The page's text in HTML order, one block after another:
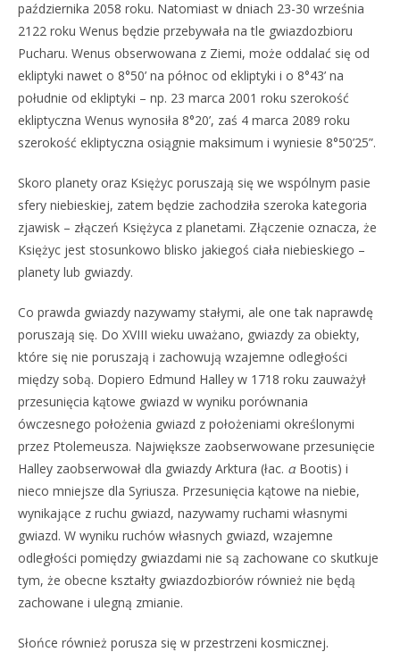
października 2058 roku. Natomiast w dniach 23-30 września
2122 roku Wenus będzie przebywała na tle gwiazdozbioru
Pucharu. Wenus obserwowana z Ziemi, może oddalać się od
ekliptyki nawet o 8°50’ na północ od ekliptyki i o 8°43’ na
południe od ekliptyki – np. 23 marca 2001 roku szerokość
ekliptyczna Wenus wynosiła 8°20’, zaś 4 marca 2089 roku
szerokość ekliptyczna osiągnie maksimum i wyniesie 8°50’25”.
Skoro planety oraz Księżyc poruszają się we wspólnym pasie
sfery niebieskiej, zatem będzie zachodziła szeroka kategoria
zjawisk – złączeń Księżyca z planetami. Złączenie oznacza, że
Księżyc jest stosunkowo blisko jakiegoś ciała niebieskiego –
planety lub gwiazdy.
Co prawda gwiazdy nazywamy stałymi, ale one tak naprawdę
poruszają się. Do XVIII wieku uważano, gwiazdy za obiekty,
które się nie poruszają i zachowują wzajemne odległości
między sobą. Dopiero Edmund Halley w 1718 roku zauważył
przesunięcia kątowe gwiazd w wyniku porównania
ówczesnego położenia gwiazd z położeniami określonymi
przez Ptolemeusza. Największe zaobserwowane przesunięcie
Halley zaobserwował dla gwiazdy Arktura (łac. αBootis) i
nieco mniejsze dla Syriusza. Przesunięcia kątowe na niebie,
wynikające z ruchu gwiazd, nazywamy ruchami własnymi
gwiazd. W wyniku ruchów własnych gwiazd, wzajemne
odległości pomiędzy gwiazdami nie są zachowane co skutkuje
tym, że obecne kształty gwiazdozbiorów również nie będą
zachowane i ulegną zmianie.
Słońce również porusza się w przestrzeni kosmicznej.